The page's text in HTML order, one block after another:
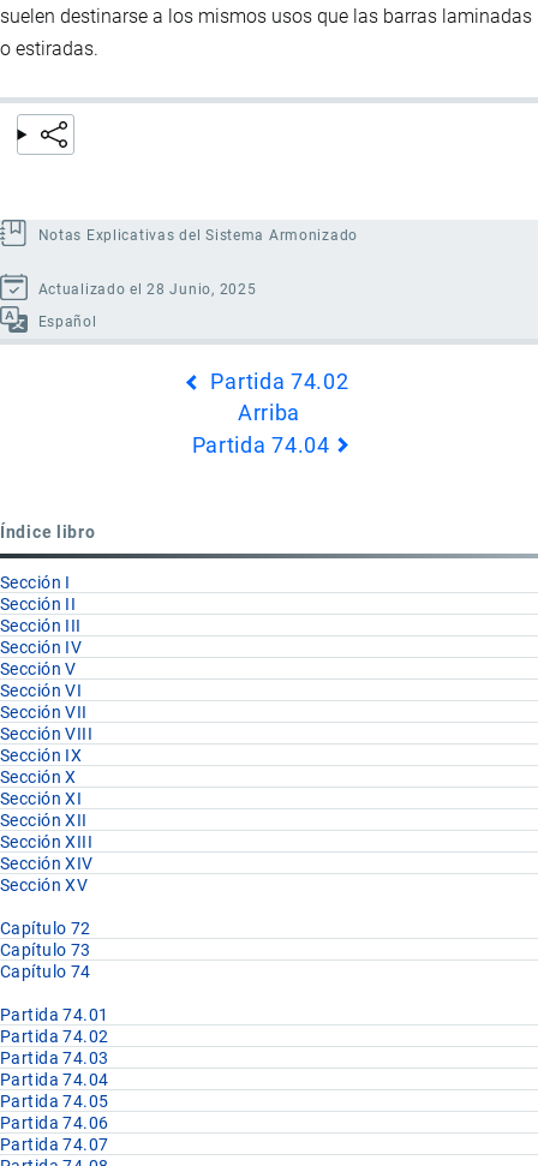
suelen destinarse a los mismos usos que las barras laminadas
o estiradas.
Notas Explicativas del Sistema Armonizado
Actualizado el 28 Junio, 2025
Español
Partida 74.02
Arriba
Partida 74.04
Índice libro
Sección I
Sección II
Sección III
Sección IV
Sección V
Sección VI
Sección VII
Sección VIII
Sección IX
Sección X
Sección XI
Sección XII
Sección XIII
Sección XIV
Sección XV
Capítulo 72
Capítulo 73
Capítulo 74
Partida 74.01
Partida 74.02
Partida 74.03
Partida 74.04
Partida 74.05
Partida 74.06
Partida 74.07